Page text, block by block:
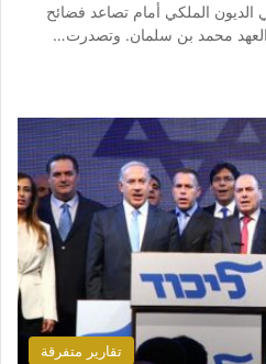
الديون الملكي أمام تصاعد فضائح
محمد بن سلمان. وتصدرت…
تقارير متفرقة